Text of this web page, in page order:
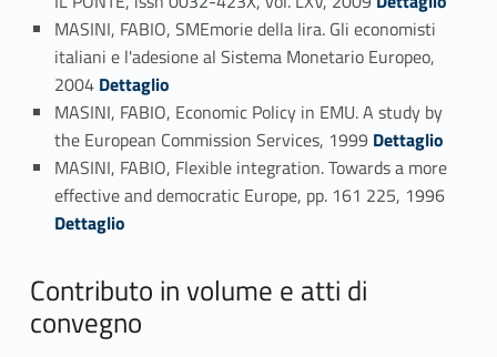
MASINI, FABIO, SMEmorie della lira. Gli economisti
italiani e l'adesione al Sistema Monetario Europeo,
2004 Link identifier #identifier_person_89920-113
Dettaglio
MASINI, FABIO, Economic Policy in EMU. A study by
the European Commission Services, 1999 Link identifier #identifier_person_140973-114
Dettaglio
MASINI, FABIO, Flexible integration. Towards a more
effective and democratic Europe, pp. 161 225, 1996
Dettaglio
Contributo in volume e atti di
convegno